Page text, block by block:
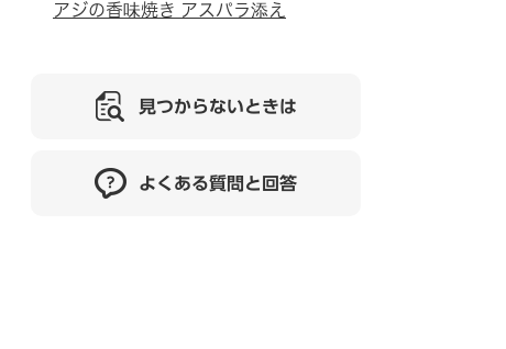
アジの香味焼き アスパラ添え
見つからないときは
よくある質問と回答